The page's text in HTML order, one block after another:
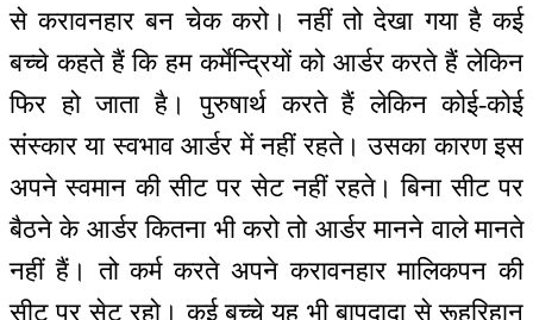
से करावनहार बन चेक करो। नहीं तो देखा गया है कई
बच्चे कहते हैं कि हम कर्मेन्द्रियों को आर्डर करते हैं लेकिन
फिर हो जाता है। पुरुषार्थ करते हैं लेकिन कोई-कोई
संस्कार या स्वभाव आर्डर में नहीं रहते। उसका कारण इस
अपने स्वमान की सीट पर सेट नहीं रहते। बिना सीट पर
बैठने के आर्डर कितना भी करो तो आर्डर मानने वाले मानते
नहीं हैं। तो कर्म करते अपने करावनहार मालिकपन की
सीट पर सेट रहो। कई बच्चे यह भी बापदादा से रूहरिहान